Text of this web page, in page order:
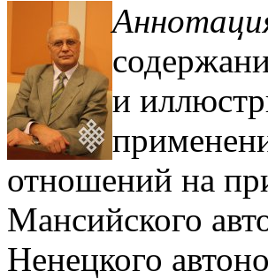
и
отношений на
Мансийского
Ненецкого